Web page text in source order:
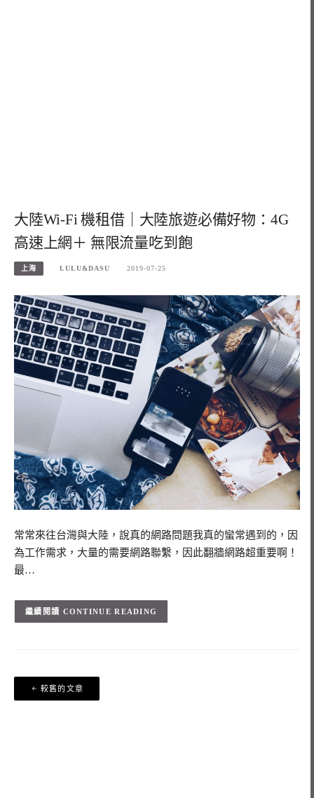
大陸Wi-Fi 機租借｜大陸旅遊必備好物：4G
高速上網＋ 無限流量吃到飽
上海 LULU&DASU 2019-07-25
常常來往台灣與大陸，說真的網路問題我真的蠻常遇到的，因
為工作需求，大量的需要網路聯繫，因此翻牆網路超重要啊！
最…
CONTINUE READING
文
章
較舊的文章